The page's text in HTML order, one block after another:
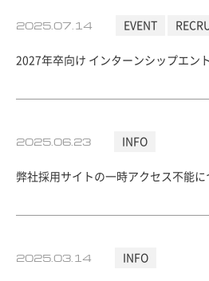
2025.07.14 EVENT
2027年卒向け インターンシップエン
2025.06.23 INFO
弊社採用サイトの一時アクセス不能
2025.03.14 INFO